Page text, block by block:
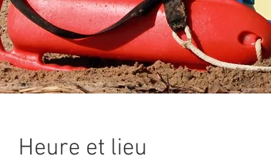
Heure et lieu